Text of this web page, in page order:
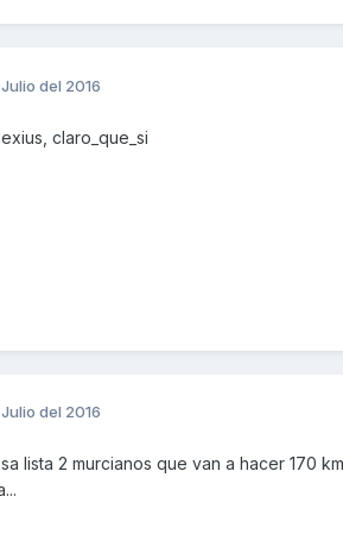
del 2016
claro_que_si
del 2016
lista 2 murcianos que van a hacer 170